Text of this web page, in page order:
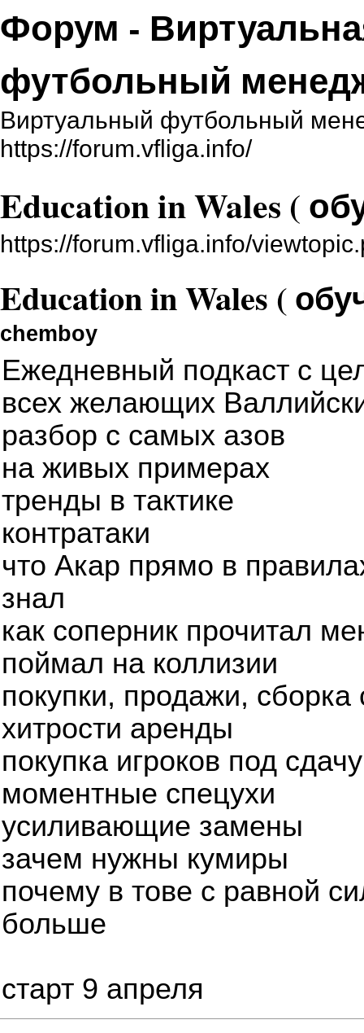
Форум -
футбольный
Виртуальный футбольный
https://forum.vfliga.info/
Education in Wales (
https://forum.vfliga.info/
Education in Wales (
chemboy
Ежедневный подкаст с
всех желающих
разбор с самых азов
на живых примерах
тренды в тактике
контратаки
что Акар прямо в
знал
как соперник прочитал
поймал на коллизии
покупки, продажи, сборка
хитрости аренды
покупка игроков под
моментные спецухи
усиливающие замены
зачем нужны кумиры
почему в тове с равной
больше
старт 9 апреля